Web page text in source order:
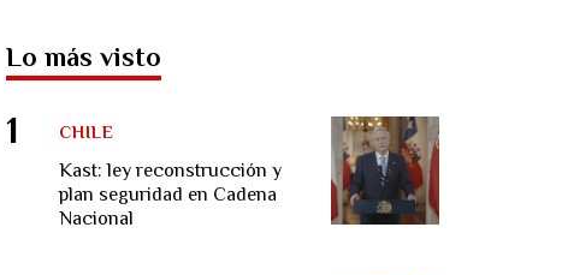
Lo más visto
Kast: ley reconstrucción y
plan seguridad en Cadena
Nacional
CHILE